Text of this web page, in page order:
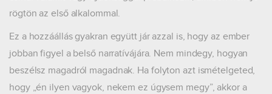
rögtön az első alkalommal.
Ez a hozzáállás gyakran együtt jár azzal is, hogy az ember
jobban figyel a belső narratívájára. Nem mindegy, hogyan
beszélsz magadról magadnak. Ha folyton azt ismételgeted,
hogy „én ilyen vagyok, nekem ez úgysem megy”, akkor a